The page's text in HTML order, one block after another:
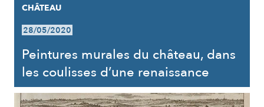
CHÂTEAU
28/05/2020
Peintures murales du château, dans
les coulisses d’une renaissance